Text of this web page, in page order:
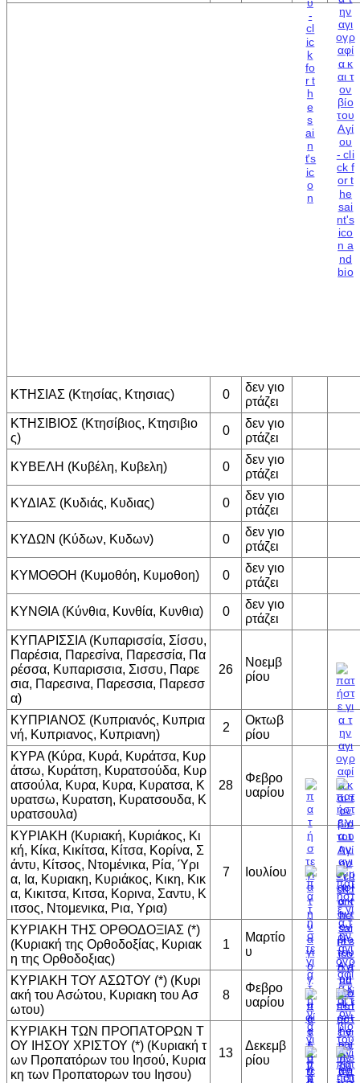
ΚΤΗΣΙΑΣ (Κτησίας, Κτησιας) 0
δεν γιο
ρτάζει
ΚΤΗΣΙΒΙΟΣ (Κτησίβιος, Κτησιβιο
ς)
0
δεν γιο
ρτάζει
ΚΥΒΕΛΗ (Κυβέλη, Κυβελη) 0
δεν γιο
ρτάζει
ΚΥΔΙΑΣ (Κυδιάς, Κυδιας) 0
δεν γιο
ρτάζει
ΚΥΔΩΝ (Κύδων, Κυδων) 0
δεν γιο
ρτάζει
ΚΥΜΟΘΟΗ (Κυμοθόη, Κυμοθοη) 0
δεν γιο
ρτάζει
ΚΥΝΘΙΑ (Κύνθια, Κυνθία, Κυνθια) 0
δεν γιο
ρτάζει
ΚΥΠΑΡΙΣΣΙΑ (Κυπαρισσία, Σίσσυ,
Παρέσια, Παρεσίνα, Παρεσσία, Πα
ρέσσα, Κυπαρισσια, Σισσυ, Παρε
σια, Παρεσινα, Παρεσσια, Παρεσσ
α)
26
Νοεμβ
ρίου
ΚΥΠΡΙΑΝΟΣ (Κυπριανός, Κυπρια
νή, Κυπριανος, Κυπριανη)
2
Οκτωβ
ρίου
ΚΥΡΑ (Κύρα, Κυρά, Κυράτσα, Κυρ
άτσω, Κυράτση, Κυρατσούδα, Κυρ
ατσούλα, Κυρα, Κυρα, Κυρατσα, Κ
υρατσω, Κυρατση, Κυρατσουδα, Κ
υρατσουλα)
28
Φεβρο
υαρίου
ΚΥΡΙΑΚΗ (Κυριακή, Κυριάκος, Κι
κή, Κίκα, Κικίτσα, Κίτσα, Κορίνα, Σ
άντυ, Κίτσος, Ντομένικα, Ρία, Ύρι
α, Ια, Κυριακη, Κυριάκος, Κικη, Κικ
α, Κικιτσα, Κιτσα, Κορινα, Σαντυ, Κ
ιτσος, Ντομενικα, Ρια, Υρια)
7 Ιουλίου
ΚΥΡΙΑΚΗ ΤΗΣ ΟΡΘΟΔΟΞΙΑΣ (*)
(Κυριακή της Ορθοδοξίας, Κυριακ
η της Ορθοδοξιας)
1
Μαρτίο
υ
ΚΥΡΙΑΚΗ ΤΟΥ ΑΣΩΤΟΥ (*) (Κυρι
ακή του Ασώτου, Κυριακη του Ασ
ωτου)
8
Φεβρο
υαρίου
ΚΥΡΙΑΚΗ ΤΩΝ ΠΡΟΠΑΤΟΡΩΝ Τ
ΟΥ ΙΗΣΟΥ ΧΡΙΣΤΟΥ (*) (Κυριακή τ
ων Προπατόρων του Ιησού, Κυρια
κη των Προπατορων του Ιησου)
13
Δεκεμβ
ρίου